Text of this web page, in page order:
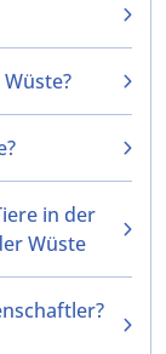
in der
Wüste